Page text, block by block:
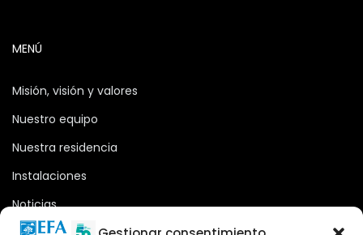
MENÚ
Misión, visión y valores
Nuestro equipo
Nuestra residencia
Instalaciones
Noticias